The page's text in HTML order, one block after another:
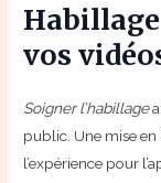
vos
Soigner l’habillage
public. Une mise
l’expérience pour